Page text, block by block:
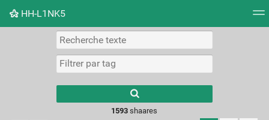
HH-L1NK5
Nuage de tags Mur d'images
results.
1593 shaares